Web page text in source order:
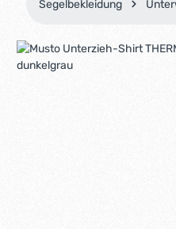
Segelbekleidung
Bildergalerie überspringen